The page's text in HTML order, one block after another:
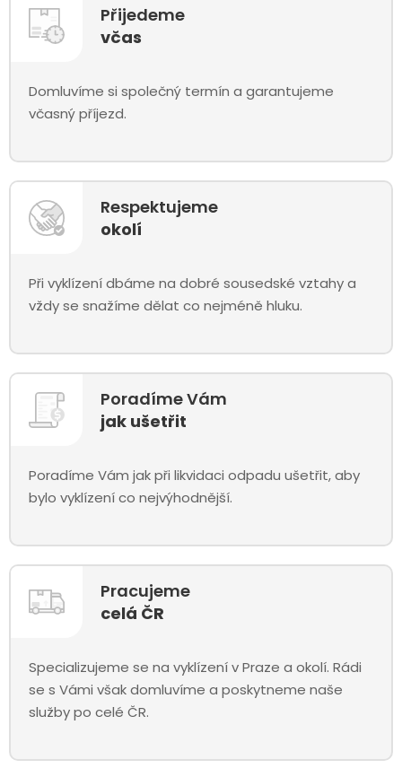
Přijedeme
včas
Domluvíme si společný termín a garantujeme
včasný příjezd.
Respektujeme
okolí
Při vyklízení dbáme na dobré sousedské vztahy a
vždy se snažíme dělat co nejméně hluku.
Poradíme Vám
jak ušetřit
Poradíme Vám jak při likvidaci odpadu ušetřit, aby
bylo vyklízení co nejvýhodnější.
Pracujeme
celá ČR
Specializujeme se na vyklízení v Praze a okolí. Rádi
se s Vámi však domluvíme a poskytneme naše
služby po celé ČR.